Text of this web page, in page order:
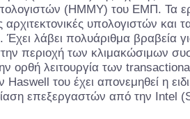
(ΗΜΜΥ) του ΕΜΠ. Τα
αρχιτεκτονικές υπολογιστών και
λάβει πολυάριθμα βραβεία
περιοχή των κλιμακώσιμων
ορθή λειτουργία των
του έχει απονεμηθεί η
επεξεργαστών από την Intel